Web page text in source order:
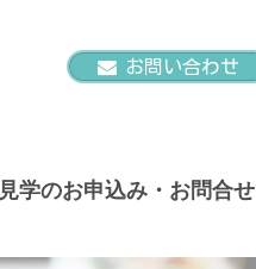
お問い合わせ
見学のお申込み・お問合せ